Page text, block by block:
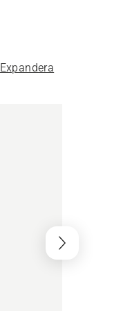
Expandera